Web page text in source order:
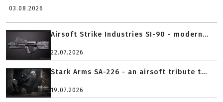
03.08.2026
Airsoft Strike Industries SI-90 - modern...
22.07.2026
Stark Arms SA-226 - an airsoft tribute t...
19.07.2026